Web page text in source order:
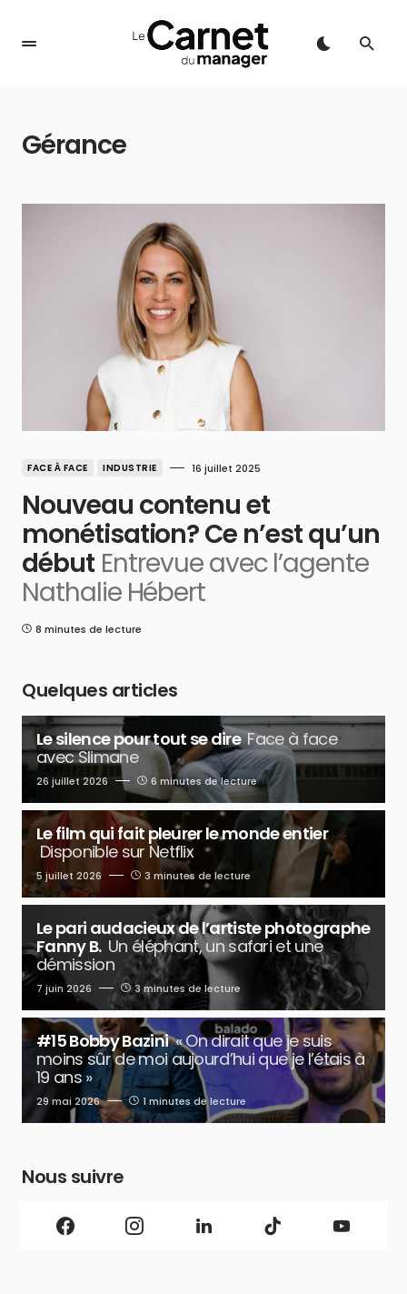
Gérance
FACE À FACE INDUSTRIE 16 juillet 2025
Nouveau contenu et
monétisation? Ce n’est qu’un
début Entrevue avec l’agente
Nathalie Hébert
8 minutes de lecture
Quelques articles
Le silence pour tout se dire Face à face
avec Slimane
26 juillet 2026 6 minutes de lecture
Le film qui fait pleurer le monde entier
Disponible sur Netflix
5 juillet 2026 3 minutes de lecture
Le pari audacieux de l’artiste photographe
Fanny B. Un éléphant, un safari et une
démission
7 juin 2026 3 minutes de lecture
#15 Bobby Bazini « On dirait que je suis
moins sûr de moi aujourd’hui que je l’étais à
19 ans »
29 mai 2026 1 minutes de lecture
Nous suivre